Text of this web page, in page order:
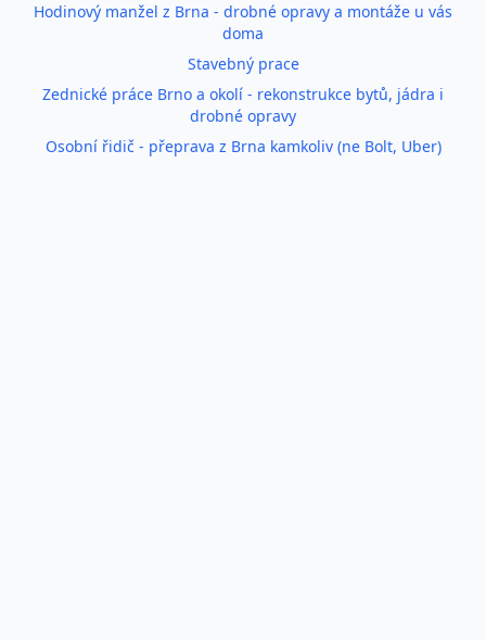
Hodinový manžel z Brna - drobné opravy a montáže u vás
doma
Stavebný prace
Zednické práce Brno a okolí - rekonstrukce bytů, jádra i
drobné opravy
Osobní řidič - přeprava z Brna kamkoliv (ne Bolt, Uber)